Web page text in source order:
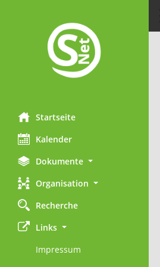
Startseite
Kalender
Dokumente
Organisation
Recherche
Links
Impressum